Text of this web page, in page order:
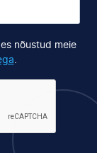
nõustud meie
.